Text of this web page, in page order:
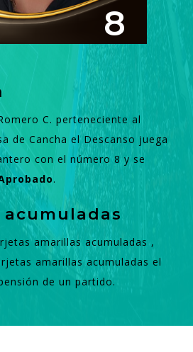
8
C. perteneciente al
de Cancha el Descanso juega
con el número 8 y se
.
amarillas acumuladas ,
amarillas acumuladas el
de un partido.